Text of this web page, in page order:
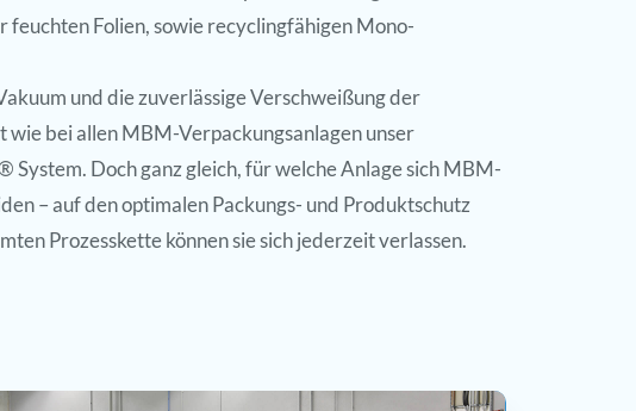
feuchten Folien, sowie recyclingfähigen Mono-
und die zuverlässige Verschweißung der
wie bei allen MBM-Verpackungsanlagen unser
System. Doch ganz gleich, für welche Anlage sich MBM-
– auf den optimalen Packungs- und Produktschutz
Prozesskette können sie sich jederzeit verlassen.